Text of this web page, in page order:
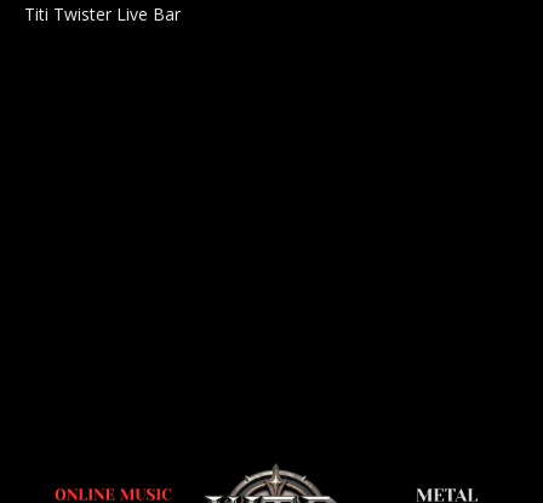
Titi Twister Live Bar